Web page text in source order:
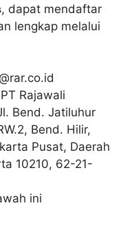
, dapat mendaftar
lengkap melalui
Rajawali
Bend. Jatiluhur
Bend. Hilir,
Pusat, Daerah
10210, 62-21-
ini